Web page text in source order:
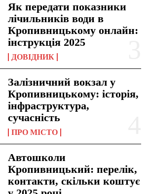
Як передати показники
лічильників води в
Кропивницькому онлайн:
інструкція 2025
ДОВІДНИК
Залізничний вокзал у
Кропивницькому: історія,
інфраструктура,
сучасність
ПРО МІСТО
Автошколи
Кропивницький: перелік,
контакти, скільки коштує